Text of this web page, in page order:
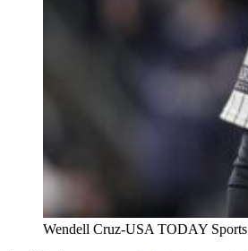
Wendell Cruz-USA TODAY Sports